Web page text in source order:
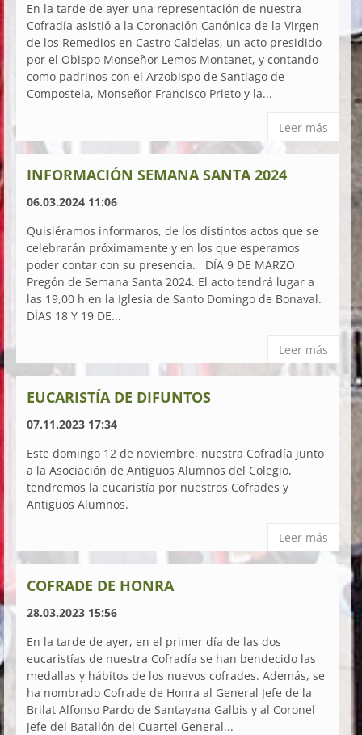
En la tarde de ayer una representación de nuestra
Cofradía asistió a la Coronación Canónica de la Virgen
de los Remedios en Castro Caldelas, un acto presidido
por el Obispo Monseñor Lemos Montanet, y contando
como padrinos con el Arzobispo de Santiago de
Compostela, Monseñor Francisco Prieto y la...
Leer más
INFORMACIÓN SEMANA SANTA 2024
06.03.2024 11:06
Quisiéramos informaros, de los distintos actos que se
celebrarán próximamente y en los que esperamos
poder contar con su presencia. DÍA 9 DE MARZO
Pregón de Semana Santa 2024. El acto tendrá lugar a
las 19,00 h en la Iglesia de Santo Domingo de Bonaval.
DÍAS 18 Y 19 DE...
Leer más
EUCARISTÍA DE DIFUNTOS
07.11.2023 17:34
Este domingo 12 de noviembre, nuestra Cofradía junto
a la Asociación de Antiguos Alumnos del Colegio,
tendremos la eucaristía por nuestros Cofrades y
Antiguos Alumnos.
Leer más
COFRADE DE HONRA
28.03.2023 15:56
En la tarde de ayer, en el primer día de las dos
eucaristías de nuestra Cofradía se han bendecido las
medallas y hábitos de los nuevos cofrades. Además, se
ha nombrado Cofrade de Honra al General Jefe de la
Brilat Alfonso Pardo de Santayana Galbis y al Coronel
Jefe del Batallón del Cuartel General...